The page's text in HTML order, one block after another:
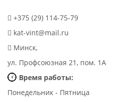
+375 (29) 114-75-79
kat-vint@mail.ru
Минск,
ул. Профсоюзная 21, пом. 1А
Время работы:
Понедельник - Пятница